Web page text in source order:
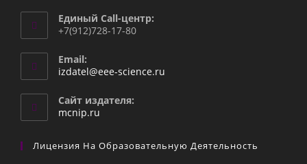
Единый Call-центр:
+7(912)728-17-80
Email:
izdatel@eee-science.ru
Сайт издателя:
mcnip.ru
Лицензия На Образовательную Деятельность